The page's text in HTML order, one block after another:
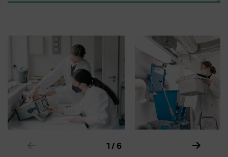
Zeige vorheriges Element im Karussell Zeige
1 / 6